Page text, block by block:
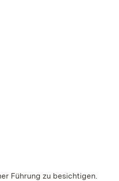
Führung zu besichtigen.